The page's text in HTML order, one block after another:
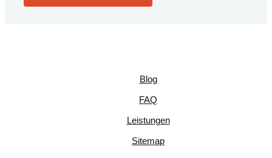
Blog
FAQ
Leistungen
Sitemap